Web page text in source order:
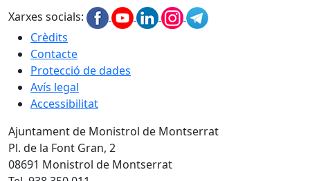
Xarxes socials:
Crèdits
Contacte
Protecció de dades
Avís legal
Accessibilitat
Ajuntament de Monistrol de Montserrat
Pl. de la Font Gran, 2
08691 Monistrol de Montserrat